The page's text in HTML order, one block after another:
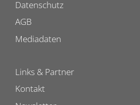
Datenschutz
AGB
Mediadaten
Links & Partner
Kontakt